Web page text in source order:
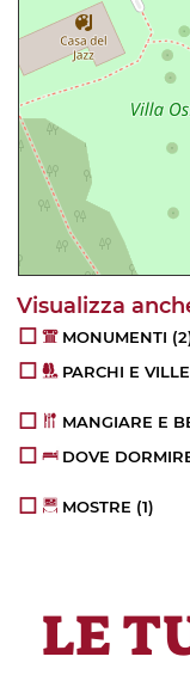
MONUMENTI
PARCHI E
MANGIARE E
DOVE
MOSTRE (1)
LE